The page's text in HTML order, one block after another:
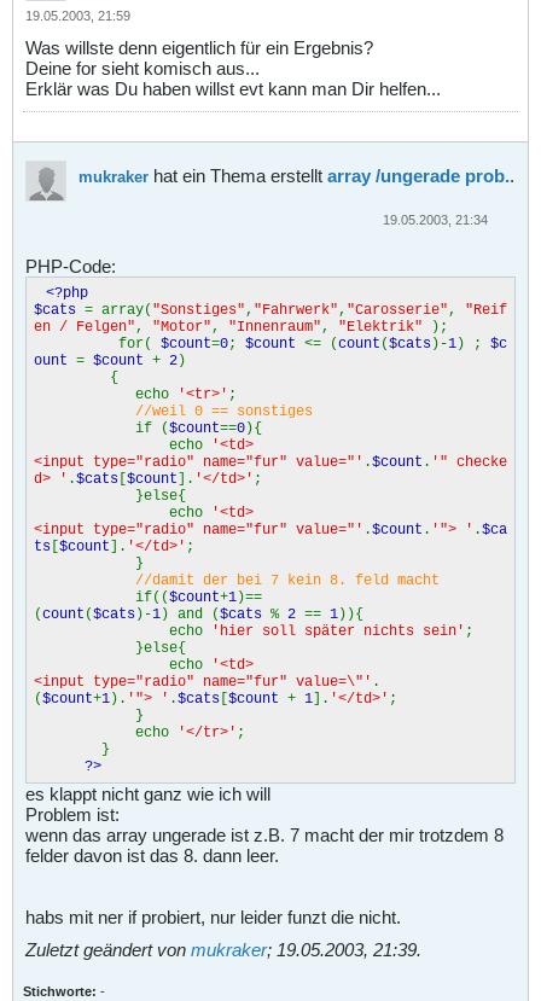
19.05.2003, 21:59
Was willste denn eigentlich für ein Ergebnis?
Deine for sieht komisch aus...
Erklär was Du haben willst evt kann man Dir helfen...
mukraker hat ein Thema erstellt array /ungerade prob..
19.05.2003, 21:34
PHP-Code:
<?php
$cats = array( "Sonstiges" , "Fahrwerk" , "Carosserie" , "Reif
en / Felgen" , "Motor" , "Innenraum" , "Elektrik"
);
for( $count=0; $count <= (count ($cats)-1) ; $c
ount = $count + 2)
{
echo
'<tr>' ;
//weil 0 == sonstiges
if ($count==0){
echo
'<td>
<input type="radio" name="fur" value="' .$count . '" checke
d> ' .$cats [$count]. '</td>' ;
}else{
echo
'<td>
<input type="radio" name="fur" value="' .$count . '"> ' .$ca
ts [$count]. '</td>' ;
}
//damit der bei 7 kein 8. feld macht
if(($count+1)==
(count ($cats)-1) and ($cats % 2 == 1)){
echo
'hier soll später nichts sein' ;
}else{
echo
'<td>
<input type="radio" name="fur" value=\"' .
($count+1). '"> ' .$cats [$count + 1]. '</td>' ;
}
echo
'</tr>' ;
}
?>
es klappt nicht ganz wie ich will
Problem ist:
wenn das array ungerade ist z.B. 7 macht der mir trotzdem 8
felder davon ist das 8. dann leer.
habs mit ner if probiert, nur leider funzt die nicht.
Zuletzt geändert von mukraker; 19.05.2003, 21:39.
Stichworte: -